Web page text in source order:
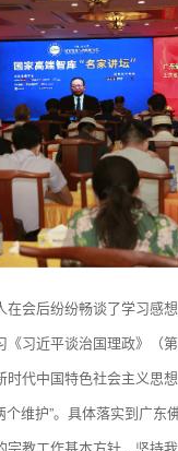
会后纷纷畅谈了学习感想
《习近平谈治国理政》（
代中国特色社会主义思想
个维护”。具体落实到广东